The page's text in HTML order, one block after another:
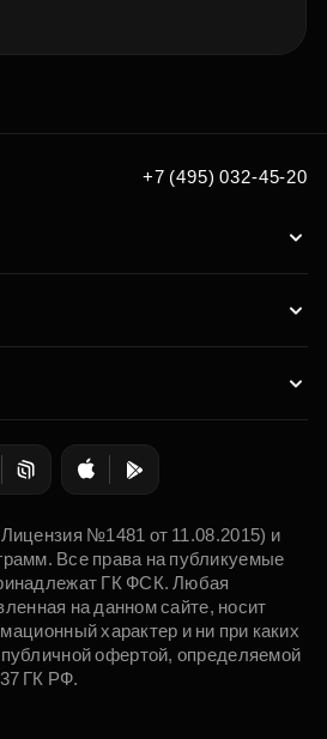
+7 (495) 032-45-20
№1481 от 11.08.2015) и
Все права на публикуемые
ГК ФСК. Любая
на данном сайте, носит
характер и ни при каких
офертой, определяемой
ГК РФ.